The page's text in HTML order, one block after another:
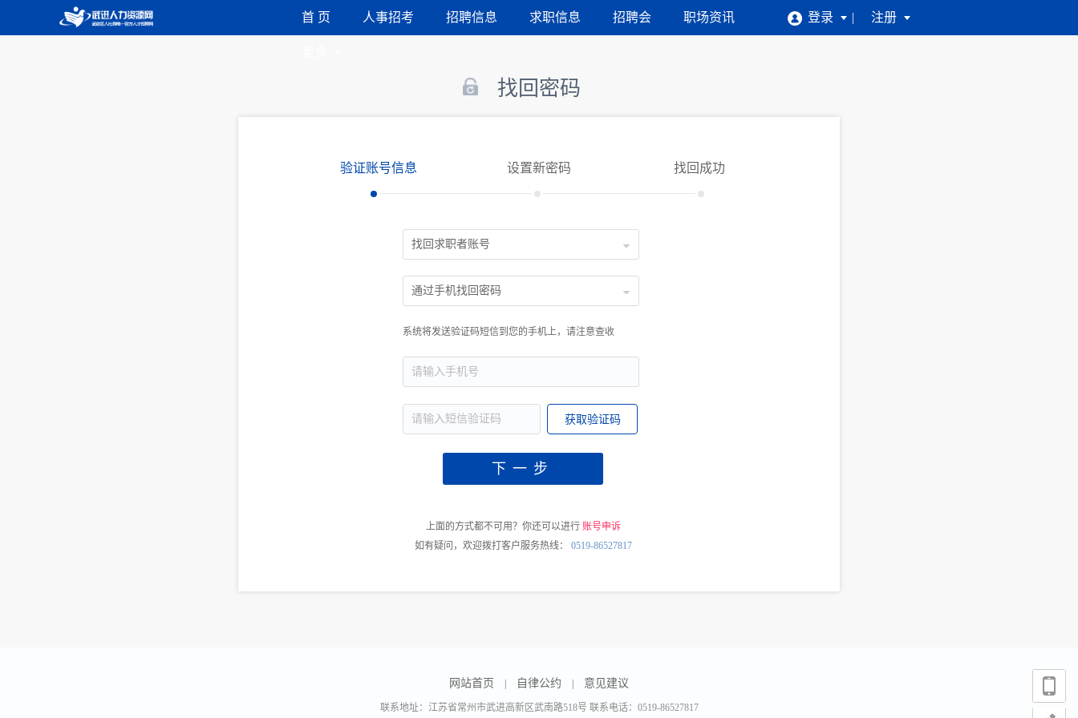
首 页 人事招考 招聘信息 求职信息 招聘会 职场资讯 登录 注册
找回密码
验证账号信息 设置新密码 找回成功
找回求职者账号
通过手机找回密码
系统将发送验证码短信到您的手机上，请注意查收
上面的方式都不可用？你还可以进行 账号申诉
如有疑问，欢迎拨打客户服务热线： 0519-86527817
网站首页 自律公约 意见建议
联系地址：江苏省常州市武进高新区武南路518号 联系电话：0519-86527817